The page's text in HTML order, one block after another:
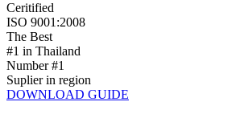
Ceritified
ISO 9001:2008
The Best
#1 in Thailand
Number #1
Suplier in region
DOWNLOAD GUIDE